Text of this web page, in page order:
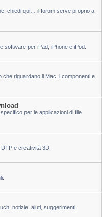
chiedi qui… il forum serve proprio a
software per iPad, iPhone e iPod.
che riguardano il Mac, i componenti e
per le applicazioni di file
e creatività 3D.
notizie, aiuti, suggerimenti.